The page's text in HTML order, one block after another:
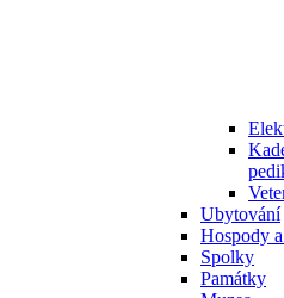
Ubytování
Hospody
Spolky
Památky